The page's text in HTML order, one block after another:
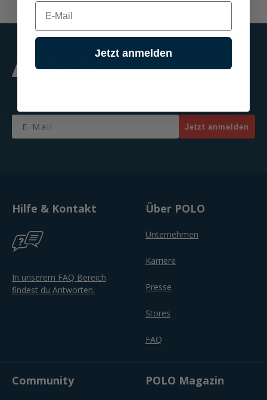
Email
Jetzt anmelden
Hilfe & Kontakt
In unserem FAQ Bereich
findest du Antworten.
Über POLO
Unternehmen
Karriere
Presse
Stores
FAQ
Community POLO Magazin
E-mail
Jetzt anmelden